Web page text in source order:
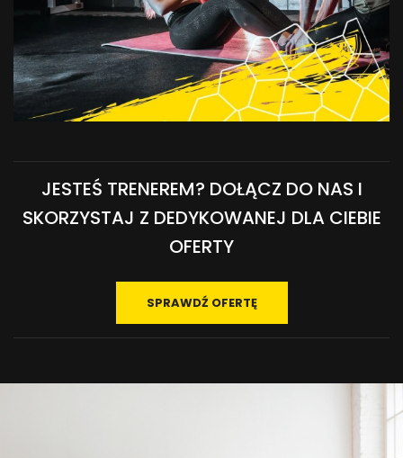
JESTEŚ TRENEREM? DOŁĄCZ DO NAS I
SKORZYSTAJ Z DEDYKOWANEJ DLA CIEBIE
OFERTY
SPRAWDŹ OFERTĘ